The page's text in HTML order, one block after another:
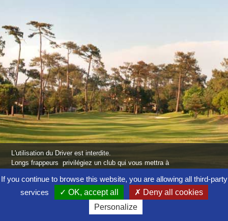
L'utilisation du Driver est interdite.
Longs frappeurs privilégiez un club qui vous mettra à
birdie !
Les autres joueurs pourront jouer le club de leur choix en
privilégiant la direction et se placer à gauche pour avoir
une attaque de green ouverte.
If you continue to browse this website, you are allowing all third-party
services
OK, accept all
Deny all cookies
Personalize